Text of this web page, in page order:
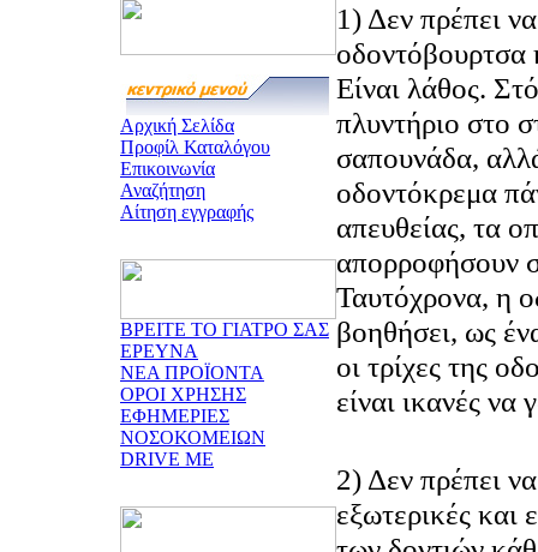
Αρχική Σελίδα
Προφίλ Καταλόγου
Επικοινωνία
Αναζήτηση
Αίτηση εγγραφής
ΒΡΕΙΤΕ ΤΟ ΓΙΑΤΡΟ ΣΑΣ
ΕΡΕΥΝΑ
ΝΕΑ ΠΡΟΪΟΝΤΑ
ΟΡΟΙ ΧΡΗΣΗΣ
ΕΦΗΜΕΡΙΕΣ
ΝΟΣΟΚΟΜΕΙΩΝ
DRIVE ME
1) Δεν πρέπει
οδοντόβουρτσα
Είναι λάθος.
πλυντήριο στο
σαπουνάδα,
οδοντόκρεμα
απευθείας, τα
απορροφήσουν
Ταυτόχρονα, η
βοηθήσει, ως
οι τρίχες της
είναι ικανές να
2) Δεν πρέπει να
εξωτερικές και